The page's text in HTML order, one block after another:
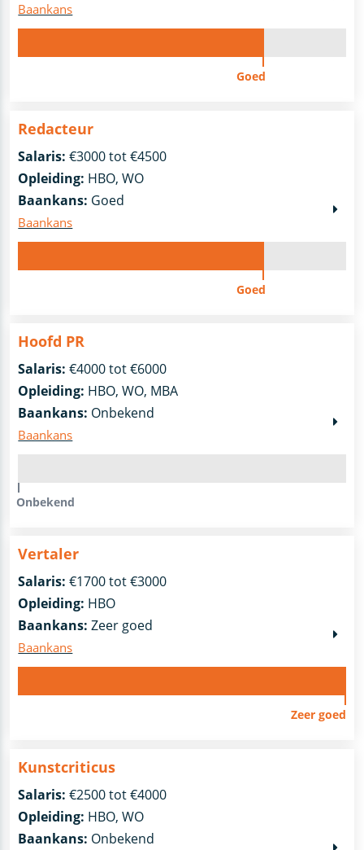
Baankans
Goed
Redacteur
Salaris: €3000 tot €4500
Opleiding: HBO, WO
Baankans: Goed
Baankans
Goed
Hoofd PR
Salaris: €4000 tot €6000
Opleiding: HBO, WO, MBA
Baankans: Onbekend
Baankans
Onbekend
Vertaler
Salaris: €1700 tot €3000
Opleiding: HBO
Baankans: Zeer goed
Baankans
Zeer goed
Kunstcriticus
Salaris: €2500 tot €4000
Opleiding: HBO, WO
Baankans: Onbekend